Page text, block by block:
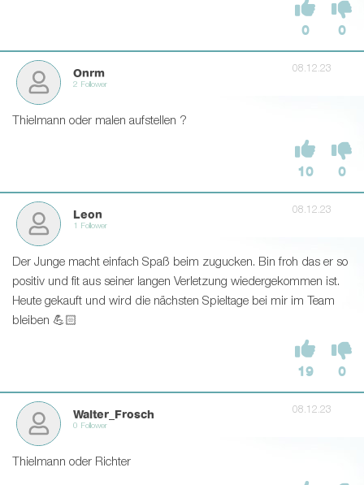
0 0
Onrm
2 Follower
08.12.23
Thielmann oder malen aufstellen ?
10 0
Leon
1 Follower
08.12.23
Der Junge macht einfach Spaß beim zugucken. Bin froh das er so
positiv und fit aus seiner langen Verletzung wiedergekommen ist.
Heute gekauft und wird die nächsten Spieltage bei mir im Team
bleiben 💪🏻
19 0
Walter_Frosch
0 Follower
08.12.23
Thielmann oder Richter